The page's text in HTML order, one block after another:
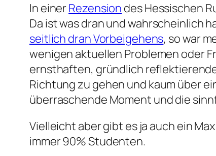
In einer Rezension des Hessischen
Da ist was dran und wahrscheinlich
seitlich dran Vorbeigehens, so war
wenigen aktuellen Problemen oder
ernsthaften, gründlich
Richtung zu gehen und kaum über
überraschende Moment und die
Vielleicht aber gibt es ja auch ein
immer 90% Studenten.